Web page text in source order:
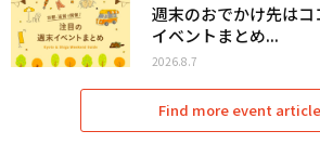
週末のおでかけ先は
イベントまとめ...
2026.8.7
Find more event